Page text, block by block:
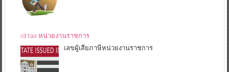
id tax หน่วยงานราชการ
เลขผู้เสียภาษีหน่วยงานราชการ